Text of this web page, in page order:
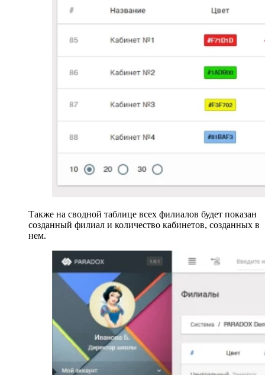
Также на сводной таблице всех филиалов будет показан
созданный филиал и количество кабинетов, созданных в
нем.